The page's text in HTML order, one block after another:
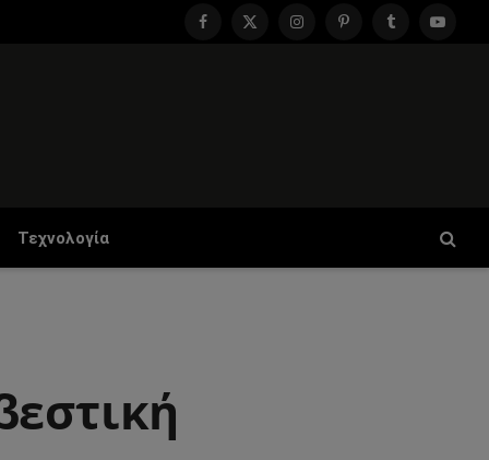
Facebook
X
InstagramPinterestTumblr
Τεχνολογία